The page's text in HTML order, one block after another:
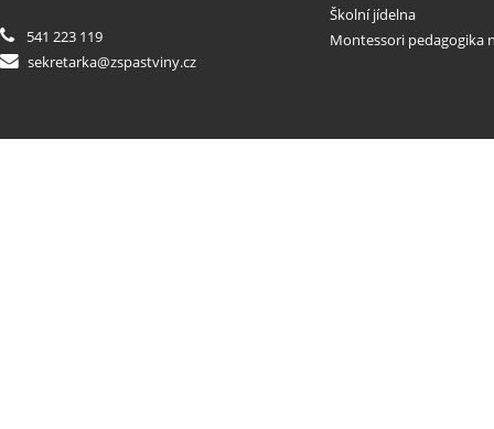
541 223 119
sekretarka@zspastviny.cz
Školní jídelna
Montessori pedagogika